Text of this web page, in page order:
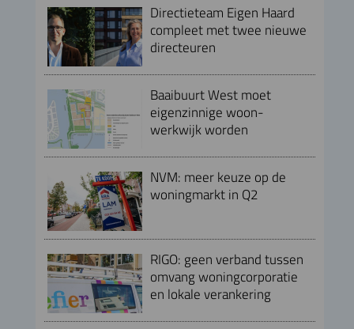
Directieteam Eigen Haard
compleet met twee nieuwe
directeuren
Baaibuurt West moet
eigenzinnige woon-
werkwijk worden
NVM: meer keuze op de
woningmarkt in Q2
RIGO: geen verband tussen
omvang woningcorporatie
en lokale verankering